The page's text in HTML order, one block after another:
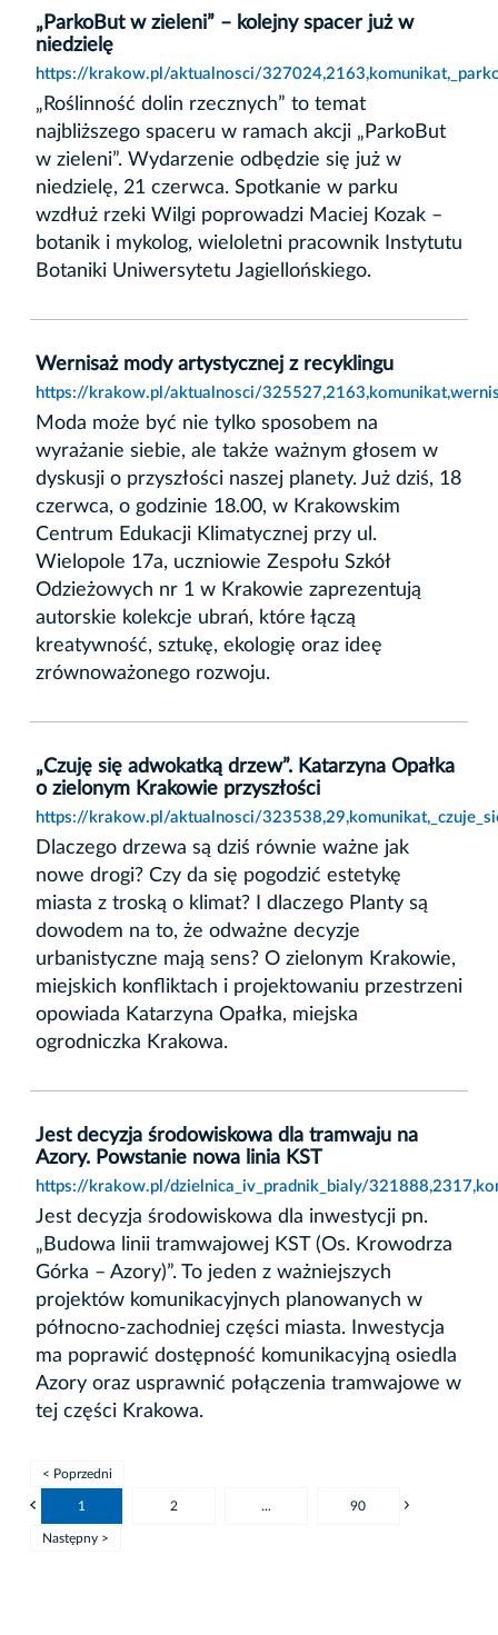
„ParkoBut w zieleni” – kolejny spacer już w
niedzielę
https://krakow.pl/aktualnosci/
„Roślinność dolin rzecznych” to temat
najbliższego spaceru w ramach akcji „ParkoBut
w zieleni”. Wydarzenie odbędzie się już w
niedzielę, 21 czerwca. Spotkanie w parku
wzdłuż rzeki Wilgi poprowadzi Maciej Kozak –
botanik i mykolog, wieloletni pracownik Instytutu
Botaniki Uniwersytetu Jagiellońskiego.
Wernisaż mody artystycznej z recyklingu
https://krakow.pl/aktualnosci/
Moda może być nie tylko sposobem na
wyrażanie siebie, ale także ważnym głosem w
dyskusji o przyszłości naszej planety. Już dziś, 18
czerwca, o godzinie 18.00, w Krakowskim
Centrum Edukacji Klimatycznej przy ul.
Wielopole 17a, uczniowie Zespołu Szkół
Odzieżowych nr 1 w Krakowie zaprezentują
autorskie kolekcje ubrań, które łączą
kreatywność, sztukę, ekologię oraz ideę
zrównoważonego rozwoju.
„Czuję się adwokatką drzew”. Katarzyna Opałka
o zielonym Krakowie przyszłości
https://krakow.pl/aktualnosci/
Dlaczego drzewa są dziś równie ważne jak
nowe drogi? Czy da się pogodzić estetykę
miasta z troską o klimat? I dlaczego Planty są
dowodem na to, że odważne decyzje
urbanistyczne mają sens? O zielonym Krakowie,
miejskich konfliktach i projektowaniu przestrzeni
opowiada Katarzyna Opałka, miejska
ogrodniczka Krakowa.
Jest decyzja środowiskowa dla tramwaju na
Azory. Powstanie nowa linia KST
https://krakow.pl/dzielnica_iv_pradnik_bialy/
Jest decyzja środowiskowa dla inwestycji pn.
„Budowa linii tramwajowej KST (Os. Krowodrza
Górka – Azory)”. To jeden z ważniejszych
projektów komunikacyjnych planowanych w
północno-zachodniej części miasta. Inwestycja
ma poprawić dostępność komunikacyjną osiedla
Azory oraz usprawnić połączenia tramwajowe w
tej części Krakowa.
< Poprzedni
1 2 ... 90
Następny >